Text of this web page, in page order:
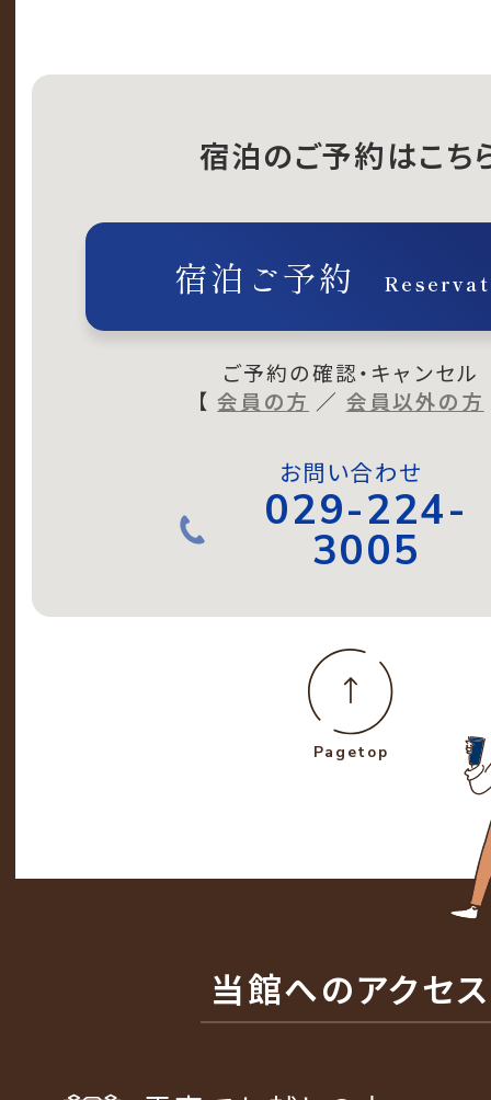
Pagetop
宿泊のご予約はこち
宿泊ご予約
ご予約の確認・キャンセル
【会員の方 ／ 会員以外の方
お問い合わせ
029-224-
3005
当館へのアクセス